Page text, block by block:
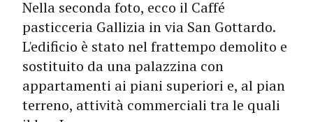
Nella seconda foto, ecco il Caffé
pasticceria Gallizia in via San Gottardo.
L'edificio è stato nel frattempo demolito e
sostituito da una palazzina con
appartamenti ai piani superiori e, al pian
terreno, attività commerciali tra le quali